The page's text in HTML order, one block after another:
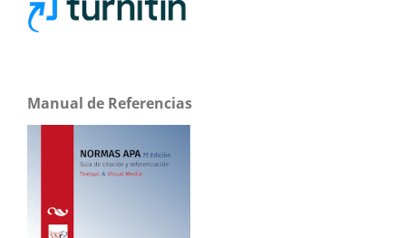
Manual de Referencias